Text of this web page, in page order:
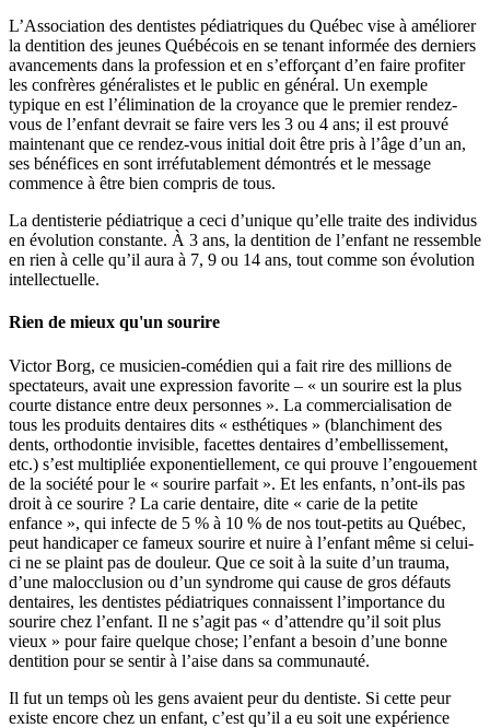
L’Association des dentistes pédiatriques du Québec vise à améliorer
la dentition des jeunes Québécois en se tenant informée des derniers
avancements dans la profession et en s’efforçant d’en faire profiter
les confrères généralistes et le public en général. Un exemple
typique en est l’élimination de la croyance que le premier rendez-
vous de l’enfant devrait se faire vers les 3 ou 4 ans; il est prouvé
maintenant que ce rendez-vous initial doit être pris à l’âge d’un an,
ses bénéfices en sont irréfutablement démontrés et le message
commence à être bien compris de tous.
La dentisterie pédiatrique a ceci d’unique qu’elle traite des individus
en évolution constante. À 3 ans, la dentition de l’enfant ne ressemble
en rien à celle qu’il aura à 7, 9 ou 14 ans, tout comme son évolution
intellectuelle.
Rien de mieux qu'un sourire
Victor Borg, ce musicien-comédien qui a fait rire des millions de
spectateurs, avait une expression favorite – « un sourire est la plus
courte distance entre deux personnes ». La commercialisation de
tous les produits dentaires dits « esthétiques » (blanchiment des
dents, orthodontie invisible, facettes dentaires d’embellissement,
etc.) s’est multipliée exponentiellement, ce qui prouve l’engouement
de la société pour le « sourire parfait ». Et les enfants, n’ont-ils pas
droit à ce sourire ? La carie dentaire, dite « carie de la petite
enfance », qui infecte de 5 % à 10 % de nos tout-petits au Québec,
peut handicaper ce fameux sourire et nuire à l’enfant même si celui-
ci ne se plaint pas de douleur. Que ce soit à la suite d’un trauma,
d’une malocclusion ou d’un syndrome qui cause de gros défauts
dentaires, les dentistes pédiatriques connaissent l’importance du
sourire chez l’enfant. Il ne s’agit pas « d’attendre qu’il soit plus
vieux » pour faire quelque chose; l’enfant a besoin d’une bonne
dentition pour se sentir à l’aise dans sa communauté.
Il fut un temps où les gens avaient peur du dentiste. Si cette peur
existe encore chez un enfant, c’est qu’il a eu soit une expérience